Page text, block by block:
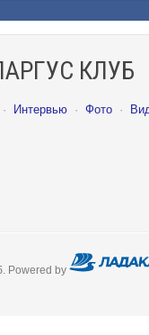
КЛУБ
· Интервью · Фото ·
Powered by